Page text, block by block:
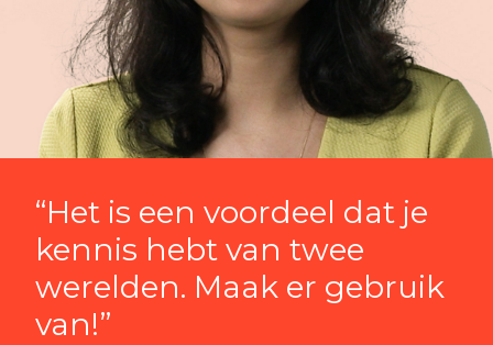
“Het is een voordeel dat je
kennis hebt van twee
werelden. Maak er gebruik
van!”